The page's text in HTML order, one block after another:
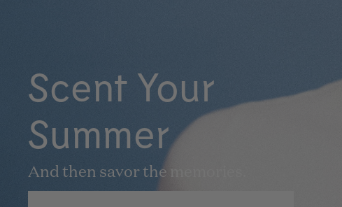
Scent Your
Summer
And then savor the memories.